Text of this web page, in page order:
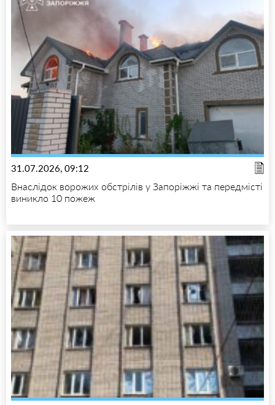
31.07.2026, 09:12
Внаслідок ворожих обстрілів у Запоріжжі та передмісті
виникло 10 пожеж